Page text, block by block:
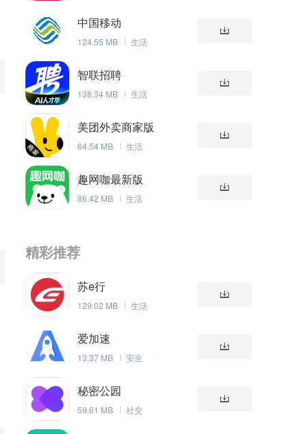
中国移动
124.55 MB 生活
智联招聘
138.34 MB 生活
美团外卖商家版
64.54 MB 生活
趣网咖最新版
86.42 MB 生活
精彩推荐
苏e行
129.02 MB 生活
爱加速
13.37 MB 安全
秘密公园
59.61 MB 社交